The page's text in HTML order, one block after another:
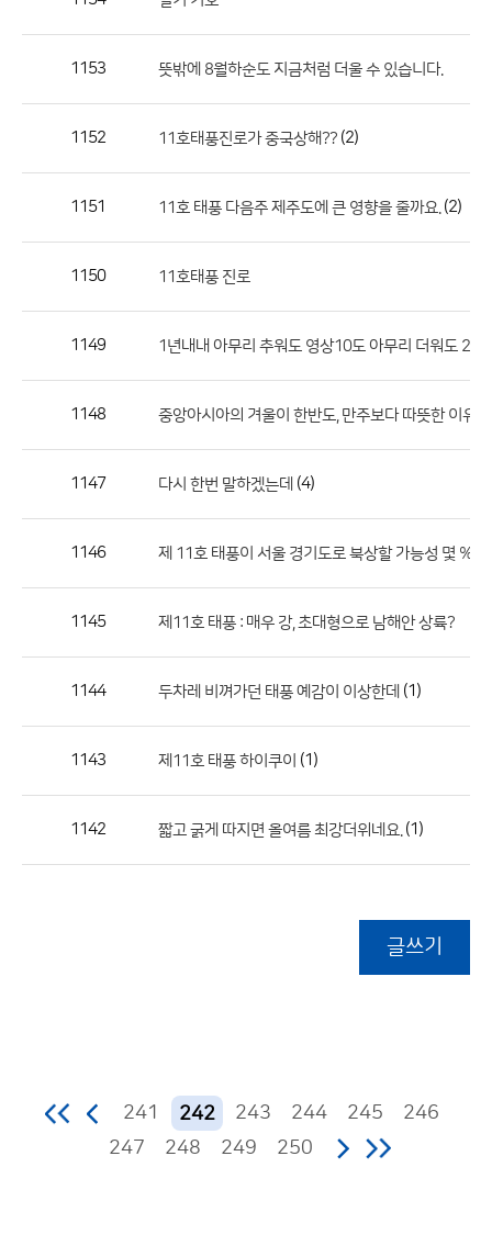
호,
록
공
1153 뜻밖에 8월하순도 지금처럼 더울 수 있습니다.
1152 11호태풍진로가 중국상해?? (2)
1151 11호 태풍 다음주 제주도에 큰 영향을 줄까요. (2)
1150 11호태풍 진로
1149 1년내내 아무리 추워도 영상10도 아무리 더워도 20도
1148 중앙아시아의 겨울이 한반도, 만주보다 따뜻한 이유
1147 다시 한번 말하겠는데 (4)
1146 제 11호 태풍이 서울 경기도로 북상할 가능성 몇 %
1145 제11호 태풍 : 매우 강, 초대형으로 남해안 상륙?
1144 두차레 비껴가던 태풍 예감이 이상한데 (1)
1143 제11호 태풍 하이쿠이 (1)
1142 짧고 굵게 따지면 올여름 최강더위네요. (1)
글쓰기
241 242 243 244 245
246
247
248 249 250